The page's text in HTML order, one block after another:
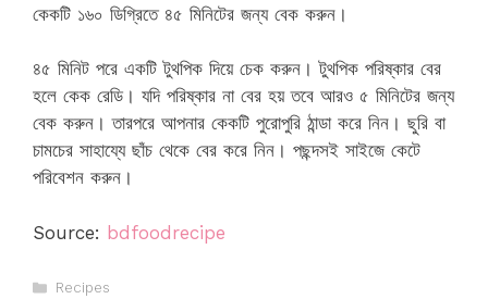
কেকটি ১৬০ ডিগ্রিতে ৪৫ মিনিটের জন্য বেক করুন।
৪৫ মিনিট পরে একটি টুথপিক দিয়ে চেক করুন। টুথপিক পরিষ্কার বের
হলে কেক রেডি। যদি পরিষ্কার না বের হয় তবে আরও ৫ মিনিটের জন্য
বেক করুন। তারপরে আপনার কেকটি পুরোপুরি ঠান্ডা করে নিন। ছুরি বা
চামচের সাহায্যে ছাঁচ থেকে বের করে নিন। পছন্দসই সাইজে কেটে
পরিবেশন করুন।
Source: bdfoodrecipe
Categories
Recipes